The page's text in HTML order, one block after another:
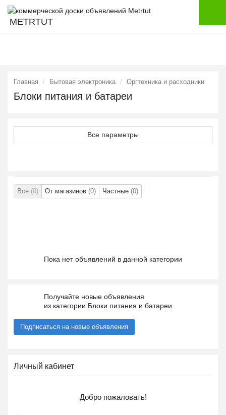
METRTUT
Главная Бытовая электроника Оргтехника и расходники
Блоки питания и батареи
Все параметры
Все (0) От магазинов (0) Частные (0)
Пока нет объявлений в данной категории
Получайте новые объявления
из категории Блоки питания и батареи
Подписаться на новые объявления
Личный кабинет
Добро пожаловать!